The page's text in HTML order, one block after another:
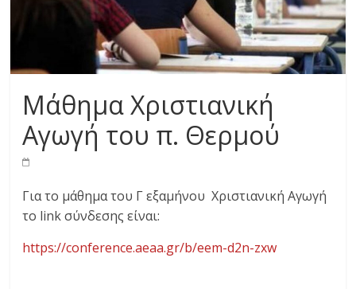
Μάθημα Χριστιανική
Αγωγή του π. Θερμού
Για το μάθημα του Γ εξαμήνου Χριστιανική Αγωγή
το link σύνδεσης είναι:
https://conference.aeaa.gr/b/eem-d2n-zxw